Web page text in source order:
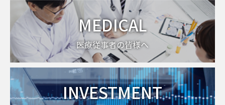
MEDICAL
医療従事者の皆様へ
INVESTMENT